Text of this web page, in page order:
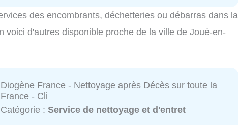
des encombrants, déchetteries ou débarras dans la
voici d'autres disponible proche de la ville de Joué-en-
Diogène France - Nettoyage après Décès sur toute la
France - Cli
Catégorie :Service de nettoyage et d'entret